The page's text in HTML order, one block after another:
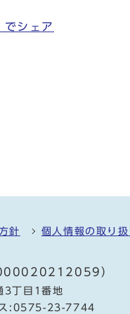
シェア
針 個人情報の取り
）
3丁目1番地
ス:0575-23-7744